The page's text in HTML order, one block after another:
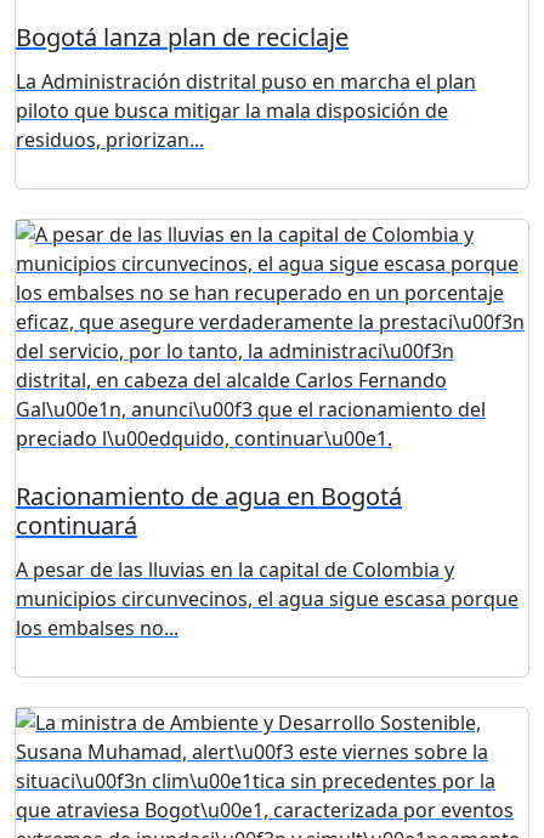
Bogotá lanza plan de reciclaje
La Administración distrital puso en marcha el plan
piloto que busca mitigar la mala disposición de
residuos, priorizan...
Racionamiento de agua en Bogotá
continuará
A pesar de las lluvias en la capital de Colombia y
municipios circunvecinos, el agua sigue escasa porque
los embalses no...